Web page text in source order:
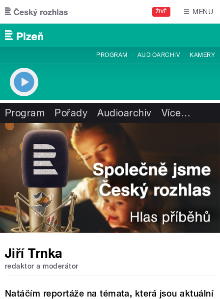
Přejít k hlavnímu obsahu
ŽIVĚ MENU
PROGRAM AUDIOARCHIV KAMERY
Program Pořady Audioarchiv Více…
Jiří Trnka
redaktor a moderátor
Natáčím reportáže na témata, která jsou aktuální